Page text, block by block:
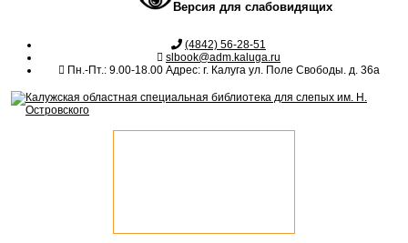
Версия для слабовидящих
(4842) 56-28-51
slbook@adm.kaluga.ru
Пн.-Пт.: 9.00-18.00 Адрес: г. Калуга ул. Поле Свободы. д. 36а